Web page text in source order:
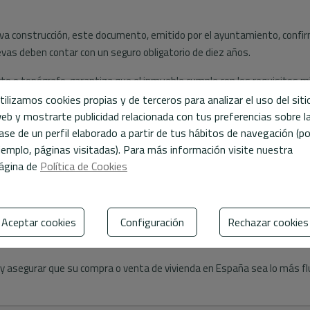
construcción, este documento, emitido por el ayuntamiento,
deben contar con un seguro obligatorio de diez años.
o topógrafo, garantiza que el inmueble cumple con los requisitos
copias de las transferencias efectuadas como parte del precio de
este documento confirma el estado y la situación de la
pago del IBI (Impuesto sobre Bienes Inmuebles).
abrir una cuenta bancaria en España para facilitar los pagos
contra posibles riesgos.
que su compra o venta de vivienda en España sea lo más
cookies propias y de terceros para analizar el uso del
y mostrarte publicidad relacionada con tus preferencias sobre
de un perfil elaborado a partir de tus hábitos de navegación
páginas visitadas). Para más información visite nuestra
de Política de Cookies
Aceptar cookies Configuración Rechazar cookies